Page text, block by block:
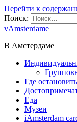
Перейти к
Поиск:
vAmsterdame
В Амстердаме
Где
Еда
Музеи
iAmsterdam